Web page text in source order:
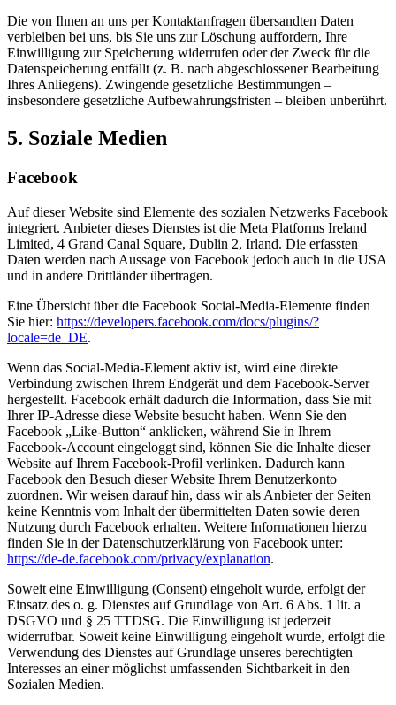
Die von Ihnen an uns per Kontaktanfragen übersandten Daten
verbleiben bei uns, bis Sie uns zur Löschung auffordern, Ihre
Einwilligung zur Speicherung widerrufen oder der Zweck für die
Datenspeicherung entfällt (z. B. nach abgeschlossener Bearbeitung
Ihres Anliegens). Zwingende gesetzliche Bestimmungen –
insbesondere gesetzliche Aufbewahrungsfristen – bleiben unberührt.
5. Soziale Medien
Facebook
Auf dieser Website sind Elemente des sozialen Netzwerks Facebook
integriert. Anbieter dieses Dienstes ist die Meta Platforms Ireland
Limited, 4 Grand Canal Square, Dublin 2, Irland. Die erfassten
Daten werden nach Aussage von Facebook jedoch auch in die USA
und in andere Drittländer übertragen.
Eine Übersicht über die Facebook Social-Media-Elemente finden
Sie hier: https://developers.facebook.com/docs/plugins/?
locale=de_DE.
Wenn das Social-Media-Element aktiv ist, wird eine direkte
Verbindung zwischen Ihrem Endgerät und dem Facebook-Server
hergestellt. Facebook erhält dadurch die Information, dass Sie mit
Ihrer IP-Adresse diese Website besucht haben. Wenn Sie den
Facebook „Like-Button“ anklicken, während Sie in Ihrem
Facebook-Account eingeloggt sind, können Sie die Inhalte dieser
Website auf Ihrem Facebook-Profil verlinken. Dadurch kann
Facebook den Besuch dieser Website Ihrem Benutzerkonto
zuordnen. Wir weisen darauf hin, dass wir als Anbieter der Seiten
keine Kenntnis vom Inhalt der übermittelten Daten sowie deren
Nutzung durch Facebook erhalten. Weitere Informationen hierzu
finden Sie in der Datenschutzerklärung von Facebook unter:
https://de-de.facebook.com/privacy/explanation.
Soweit eine Einwilligung (Consent) eingeholt wurde, erfolgt der
Einsatz des o. g. Dienstes auf Grundlage von Art. 6 Abs. 1 lit. a
DSGVO und § 25 TTDSG. Die Einwilligung ist jederzeit
widerrufbar. Soweit keine Einwilligung eingeholt wurde, erfolgt die
Verwendung des Dienstes auf Grundlage unseres berechtigten
Interesses an einer möglichst umfassenden Sichtbarkeit in den
Sozialen Medien.